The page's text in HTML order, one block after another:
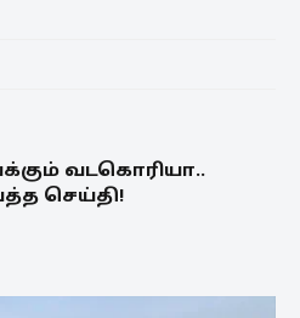
வடகொரியா..
செய்தி!